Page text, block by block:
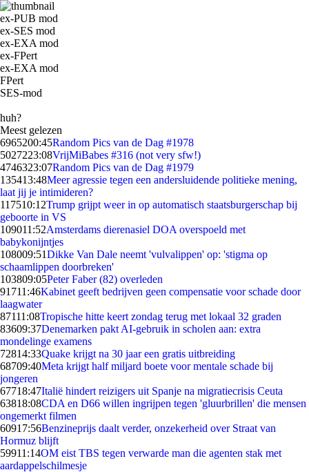
ex-PUB mod
ex-SES mod
ex-EXA mod
ex-FPert
ex-EXA mod
FPert
SES-mod
huh?
Meest gelezen
6965200:45Random Pics van de Dag #1978
5027223:08VrijMiBabes #316 (not very sfw!)
4746323:07Random Pics van de Dag #1979
135413:48Meer agressie tegen een andersluidende politieke mening,
laat jij je intimideren?
117510:12Trump grijpt weer in op automatisch staatsburgerschap bij
geboorte in VS
109011:52Amsterdams dierenasiel DOA overspoeld met
babykonijntjes
108009:51Dikke Van Dale neemt 'vulvalippen' op: 'stigma op
schaamlippen doorbreken'
103809:05Peter Faber (82) overleden
91711:46Kabinet geeft bedrijven geen compensatie voor schade door
laagwater
87111:08Tropische hitte keert zondag terug met lokaal 32 graden
83609:37Denemarken pakt AI-gebruik in scholen aan: extra
mondelinge examens
72814:33Quake krijgt na 30 jaar een gratis uitbreiding
68709:40Meta krijgt half miljard boete voor mentale schade bij
jongeren
67718:47Italië hindert reizigers uit Spanje na migratiecrisis Ceuta
63818:08CDA en D66 willen ingrijpen tegen 'gluurbrillen' die mensen
ongemerkt filmen
60917:56Benzineprijs daalt verder, onzekerheid over Straat van
Hormuz blijft
59911:14OM eist TBS tegen verwarde man die agenten stak met
aardappelschilmesje